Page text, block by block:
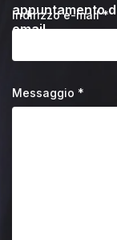
appuntamento
email.
Indirizzo e-mail *
Messaggio *